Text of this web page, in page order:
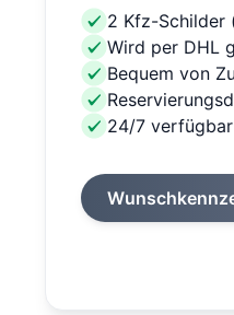
2 Kfz-Schilder
Wird per DHL
Bequem von
24/7 verfügbar